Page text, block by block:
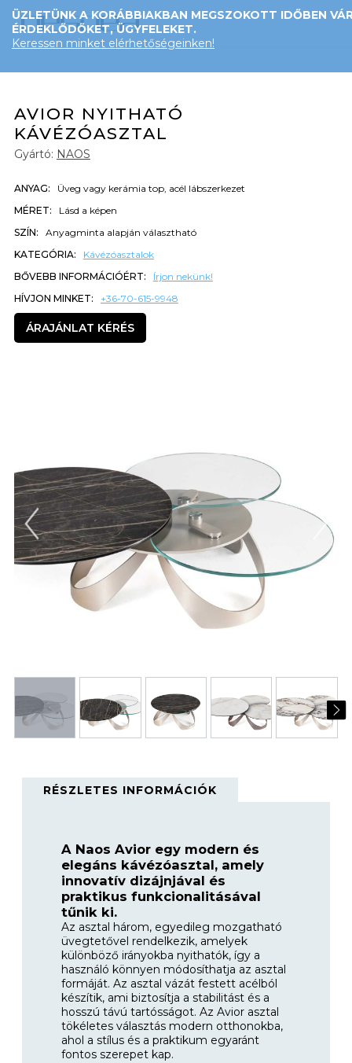
ÜZLETÜNK A KORÁBBIAKBAN MEGSZOKOTT IDŐBEN
ÉRDEKLŐDŐKET, ÜGYFELEKET.
Keressen minket elérhetőségeinken!
AVIOR NYITHATÓ
KÁVÉZÓASZTAL
Gyártó: NAOS
ANYAG:
Üveg vagy kerámia top, acél lábszerkezet
MÉRET:
Lásd a képen
SZÍN:
Anyagminta alapján választható
KATEGÓRIA:
Kávézóasztalok
BŐVEBB INFORMÁCIÓÉRT:
Írjon nekünk!
HÍVJON MINKET:
+36-70-615-9948
ÁRAJÁNLAT KÉRÉS
RÉSZLETES INFORMÁCIÓK
A Naos Avior egy modern és
elegáns kávézóasztal, amely
innovatív dizájnjával és
praktikus funkcionalitásával
tűnik ki.
Az asztal három, egyedileg mozgatható
üvegtetővel rendelkezik, amelyek
különböző irányokba nyithatók, így a
használó könnyen módosíthatja az asztal
formáját. Az asztal vázát festett acélból
készítik, ami biztosítja a stabilitást és a
hosszú távú tartósságot. Az Avior asztal
tökéletes választás modern otthonokba,
ahol a stílus és a praktikum egyaránt
fontos szerepet kap.